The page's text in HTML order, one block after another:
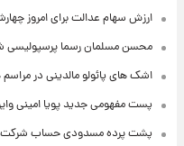
ارزش سهام عدالت برای امروز چهارشنبه ۱۴ مرداد
محسن مسلمان رسما پرسپولیسی
اشک های پائولو مالدینی در
پست مفهومی جدید پویا امینی
پشت پرده‌ مسدودی حساب شرکت